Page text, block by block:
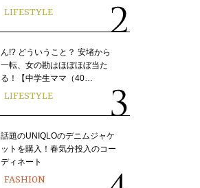
LIFESTYLE
ん!? どういうこと？ 安堵から
一転、女の勘はほぼほぼ当た
る！【中学生ママ（40…
LIFESTYLE
話題のUNIQLOのデニムジャケ
ットを購入！春気分投入のコー
ディネート
FASHION